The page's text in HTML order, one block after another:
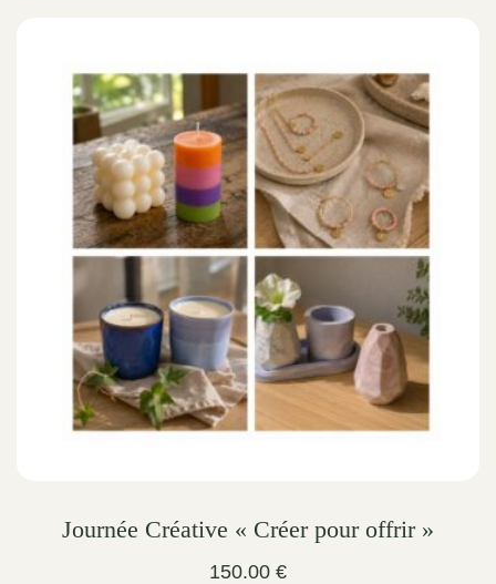
Journée Créative « Créer pour offrir »
150.00 €